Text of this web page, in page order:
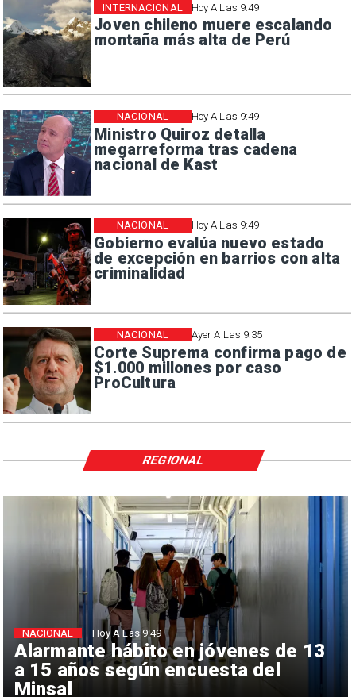
Hoy A Las 9:49
Joven chileno muere escalando
montaña más alta de Perú
INTERNACIONAL
Hoy A Las 9:49
Ministro Quiroz detalla
megarreforma tras cadena
nacional de Kast
NACIONAL
Hoy A Las 9:49
Gobierno evalúa nuevo estado
de excepción en barrios con alta
criminalidad
NACIONAL
Ayer A Las 9:35
Corte Suprema confirma pago de
$1.000 millones por caso
ProCultura
NACIONAL
Alarmante hábito en jóvenes de 13
a 15 años según encuesta del
Minsal
NACIONAL Hoy A Las 9:49
REGIONAL